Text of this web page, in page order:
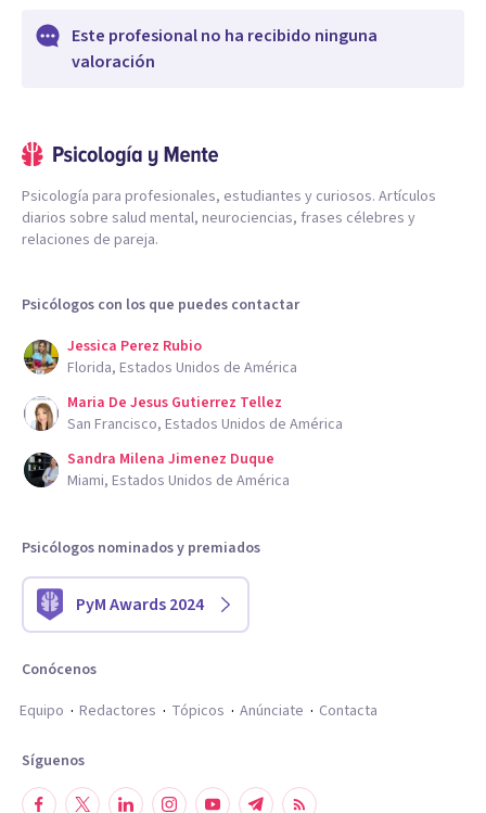
Este profesional no ha recibido ninguna
valoración
Psicología para profesionales, estudiantes y curiosos. Artículos
diarios sobre salud mental, neurociencias, frases célebres y
relaciones de pareja.
Psicólogos con los que puedes contactar
Jessica Perez Rubio
Florida, Estados Unidos de América
Maria De Jesus Gutierrez Tellez
San Francisco, Estados Unidos de América
Sandra Milena Jimenez Duque
Miami, Estados Unidos de América
Psicólogos nominados y premiados
PyM Awards 2024
Conócenos
Equipo
Redactores Tópicos Anúnciate Contacta
Síguenos